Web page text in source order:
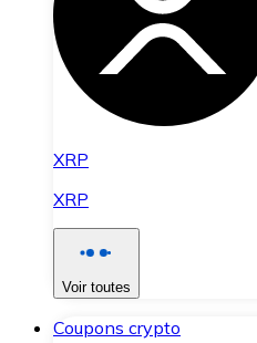
XRP
XRP
Voir toutes
Coupons crypto